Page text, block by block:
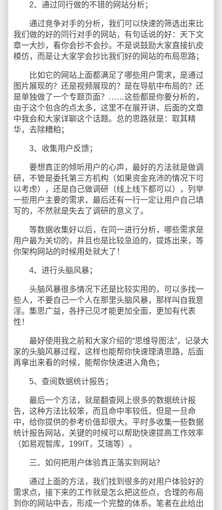
2、通过同行做的不错的网站分析；
通过竞争对手的分析，我们可以快速的筛选出来比
我们做的好的同行对手的网站，有句话说的好：天下文
章一大抄，看你会抄不会抄。不是说鼓励大家直接扒皮
模仿，而是让大家学会抄比我们好的网站的布局思路；
比如它的网站上面都满足了哪些用户需求，是通过
图片展现的？还是视频展现的？是在导航中布局的？还
是单独做了一个专题页面？……这些都是你要分析的，
由于这个包含的点太多，这里不在展开讲，后面的文章
中我会和大家详聊这个话题。总的思路就是：取其精
华，去除糟粕；
3、收集用户反馈；
要想真正的倾听用户的心声，最好的方法就是做调
研，不管是委托第三方机构（如果资金充沛的情况下可
以考虑），还是自己做调研（线上线下都可以），列举
一些用户主要的需求，最后还有一行一定让用户自己填
写的，不然就是失去了调研的意义了。
等数据收集好以后，在同一进行分析，哪些需求是
用户最为关切的，并且也是比较急迫的，提炼出来，等
你架构网站的时候用处就大了！
4、进行头脑风暴；
头脑风暴很多情况下还是比较实用的，可以多找一
些人，不要自己一个人在那里头脑风暴，那样叫自我意
淫。集思广益，各抒己见才能更加全面，更加有代表
性！
最好使用我之前和大家介绍的“思维导图法”，记录大
家的头脑风暴过程，这样也能帮你快速理清思路，后面
再拿出来看的时候，能帮你快速进入角色；
5、查阅数据统计报告；
最后一个方法，就是翻查网上很多的数据统计报
告，这种方法比较笨，而且命中率较低，但是一旦命
中，给你提供的参考价值却很大。平时多收集一些数据
统计报告网站，关键的时候可以帮助快速提高工作效率
（如易观智库，199IT，艾瑞等）。
三、如何把用户体验真正落实到网站？
通过上面的方法，我们找到很多的对用户体验好的
需求点，接下来的工作就是怎么把这些点，合理的布局
到你的网站中去，形成一个完整的体系。笔者在此给出